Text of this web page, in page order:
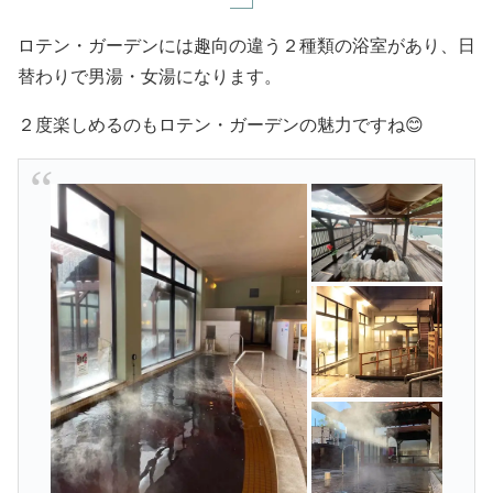
ロテン・ガーデンには趣向の違う２種類の浴室があり、日
替わりで男湯・女湯になります。
２度楽しめるのもロテン・ガーデンの魅力ですね😊